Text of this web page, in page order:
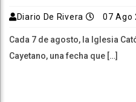
Diario De Rivera 07 Ago
Cada 7 de agosto, la Iglesia
Cayetano, una fecha que […]